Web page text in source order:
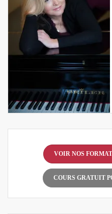
VOIR NOS
COURS GRATUIT